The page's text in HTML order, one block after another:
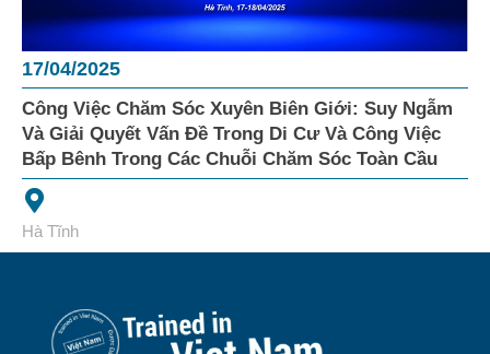
17/04/2025
Công Việc Chăm Sóc Xuyên Biên Giới: Suy Ngẫm
Và Giải Quyết Vấn Đề Trong Di Cư Và Công Việc
Bấp Bênh Trong Các Chuỗi Chăm Sóc Toàn Cầu
Hà Tĩnh